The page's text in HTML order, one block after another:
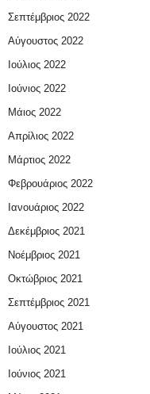
Σεπτέμβριος 2022
Αύγουστος 2022
Ιούλιος 2022
Ιούνιος 2022
Μάιος 2022
Απρίλιος 2022
Μάρτιος 2022
Φεβρουάριος 2022
Ιανουάριος 2022
Δεκέμβριος 2021
Νοέμβριος 2021
Οκτώβριος 2021
Σεπτέμβριος 2021
Αύγουστος 2021
Ιούλιος 2021
Ιούνιος 2021